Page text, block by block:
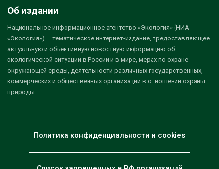
Об издании
Национальное информационное агентство «Экология» (НИА
«Экология») — тематическое интернет-издание, предоставляющее
актуальную и объективную новостную информацию об
экологической ситуации в России и в мире, мерах по охране
окружающей среды, деятельности различных государственных,
коммерческих и общественных организаций в отношении охраны
природы.
Политика конфиденциальности и cookies